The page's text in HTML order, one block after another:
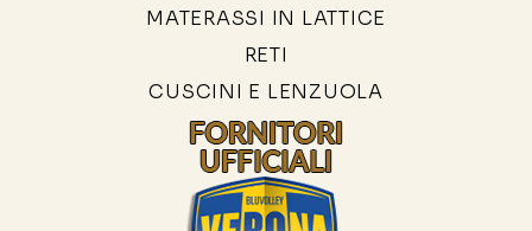
MATERASSI IN LATTICE
RETI
CUSCINI E LENZUOLA